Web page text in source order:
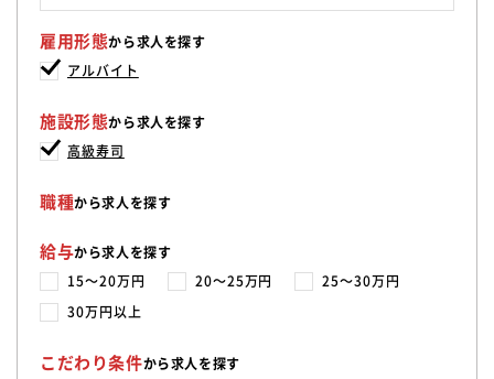
雇用形態から求人を探す
アルバイト
施設形態から求人を探す
高級寿司
職種から求人を探す
給与から求人を探す
15〜20万円 20〜25万円 25〜30万円
30万円以上
こだわり条件から求人を探す